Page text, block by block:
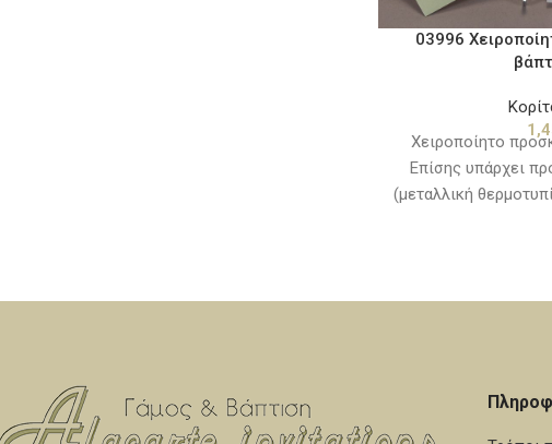
03996
Χειροποίητο
Επίσης υπάρχει
(μεταλλική
παράδοσης, 10 με 15